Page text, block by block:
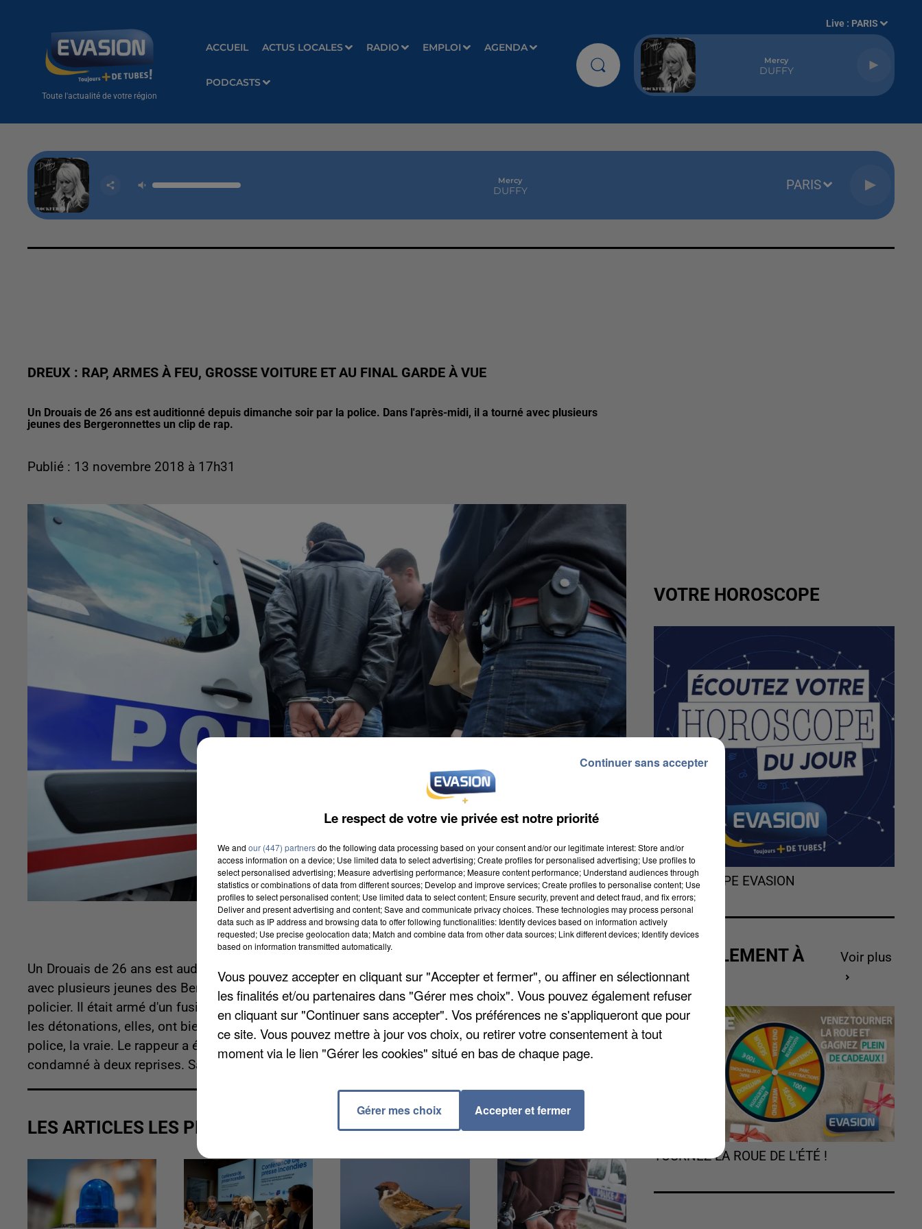
Toute l'actualité de votre région
ACCUEIL ACTUS LOCALES RADIO EMPLOI AGENDA
PODCASTS
Live : PARIS
Mercy
DUFFY
Mercy
DUFFY PARIS
DREUX : RAP, ARMES À FEU, GROSSE VOITURE ET AU FINAL GARDE À VUE
Un Drouais de 26 ans est auditionné depuis dimanche soir par la police. Dans l'après-midi, il a tourné avec plusieurs
jeunes des Bergeronnettes un clip de rap.
Publié : 13 novembre 2018 à 17h31
Un Drouais de 26 ans est auditionné depuis dimanche soir par la police. Dans l'après-midi, il a tourné
avec plusieurs jeunes des Bergeronnettes un clip de rap. Le jeune homme était vêtu d'une tenue de
policier. Il était armé d'un fusil d'assaut et d'un fusil à pompe. Ces armes se sont révélés factices, mais
les détonations, elles, ont bien effrayé les riverains du quartier drouais qui n'ont pas tardé à prévenir la
police, la vraie. Le rappeur a été interpellé. Il est déjà connu pour des faits de violence et a été
condamné à deux reprises. Sa garde à vue a été prolongée hier soir.
LES ARTICLES LES PLUS VUS
VOTRE HOROSCOPE
L'HOROSCOPE EVASION
ACTUELLEMENT À
GAGNER
Voir plus
TOURNEZ LA ROUE DE L'ÉTÉ !
Le respect de votre vie privée est notre priorité
We and our (447) partnersdo the following data processing based on your consent and/or our legitimate interest: Store and/or
access information on a device; Use limited data to select advertising; Create profiles for personalised advertising; Use profiles to
select personalised advertising; Measure advertising performance; Measure content performance; Understand audiences through
statistics or combinations of data from different sources; Develop and improve services; Create profiles to personalise content; Use
profiles to select personalised content; Use limited data to select content; Ensure security, prevent and detect fraud, and fix errors;
Deliver and present advertising and content; Save and communicate privacy choices. These technologies may process personal
data such as IP address and browsing data to offer following functionalities: Identify devices based on information actively
requested; Use precise geolocation data; Match and combine data from other data sources; Link different devices; Identify devices
based on information transmitted automatically.
Vous pouvez accepter en cliquant sur "Accepter et fermer", ou affiner en sélectionnant
les finalités et/ou partenaires dans "Gérer mes choix". Vous pouvez également refuser
en cliquant sur "Continuer sans accepter". Vos préférences ne s'appliqueront que pour
ce site. Vous pouvez mettre à jour vos choix, ou retirer votre consentement à tout
moment via le lien "Gérer les cookies" situé en bas de chaque page.
Gérer mes choix Accepter et fermer
Continuer sans accepter